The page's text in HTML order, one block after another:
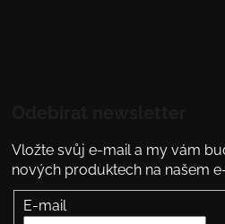
Vložte svůj e-mail a my vám
nových produktech na našem
E-mail